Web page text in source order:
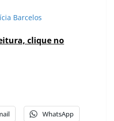
Barcelos
clique no
WhatsApp